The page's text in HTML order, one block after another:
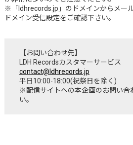
※「ldhrecords.jp」のドメインからメー
ドメイン受信設定をご確認下さい。
【お問い合わせ先】
LDH Recordsカスタマーサービス
contact@ldhrecords.jp
平日10:00-18:00(祝祭日を除く)
※配信サイトへの本企画のお問い合
い。